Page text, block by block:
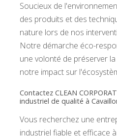
Soucieux de
des produits et des
nature lors de nos
Notre démarche éco-
une volonté de préserver
notre impact sur
Contactez CLEAN
industriel de qualité à
Vous recherchez une
industriel fiable et efficace